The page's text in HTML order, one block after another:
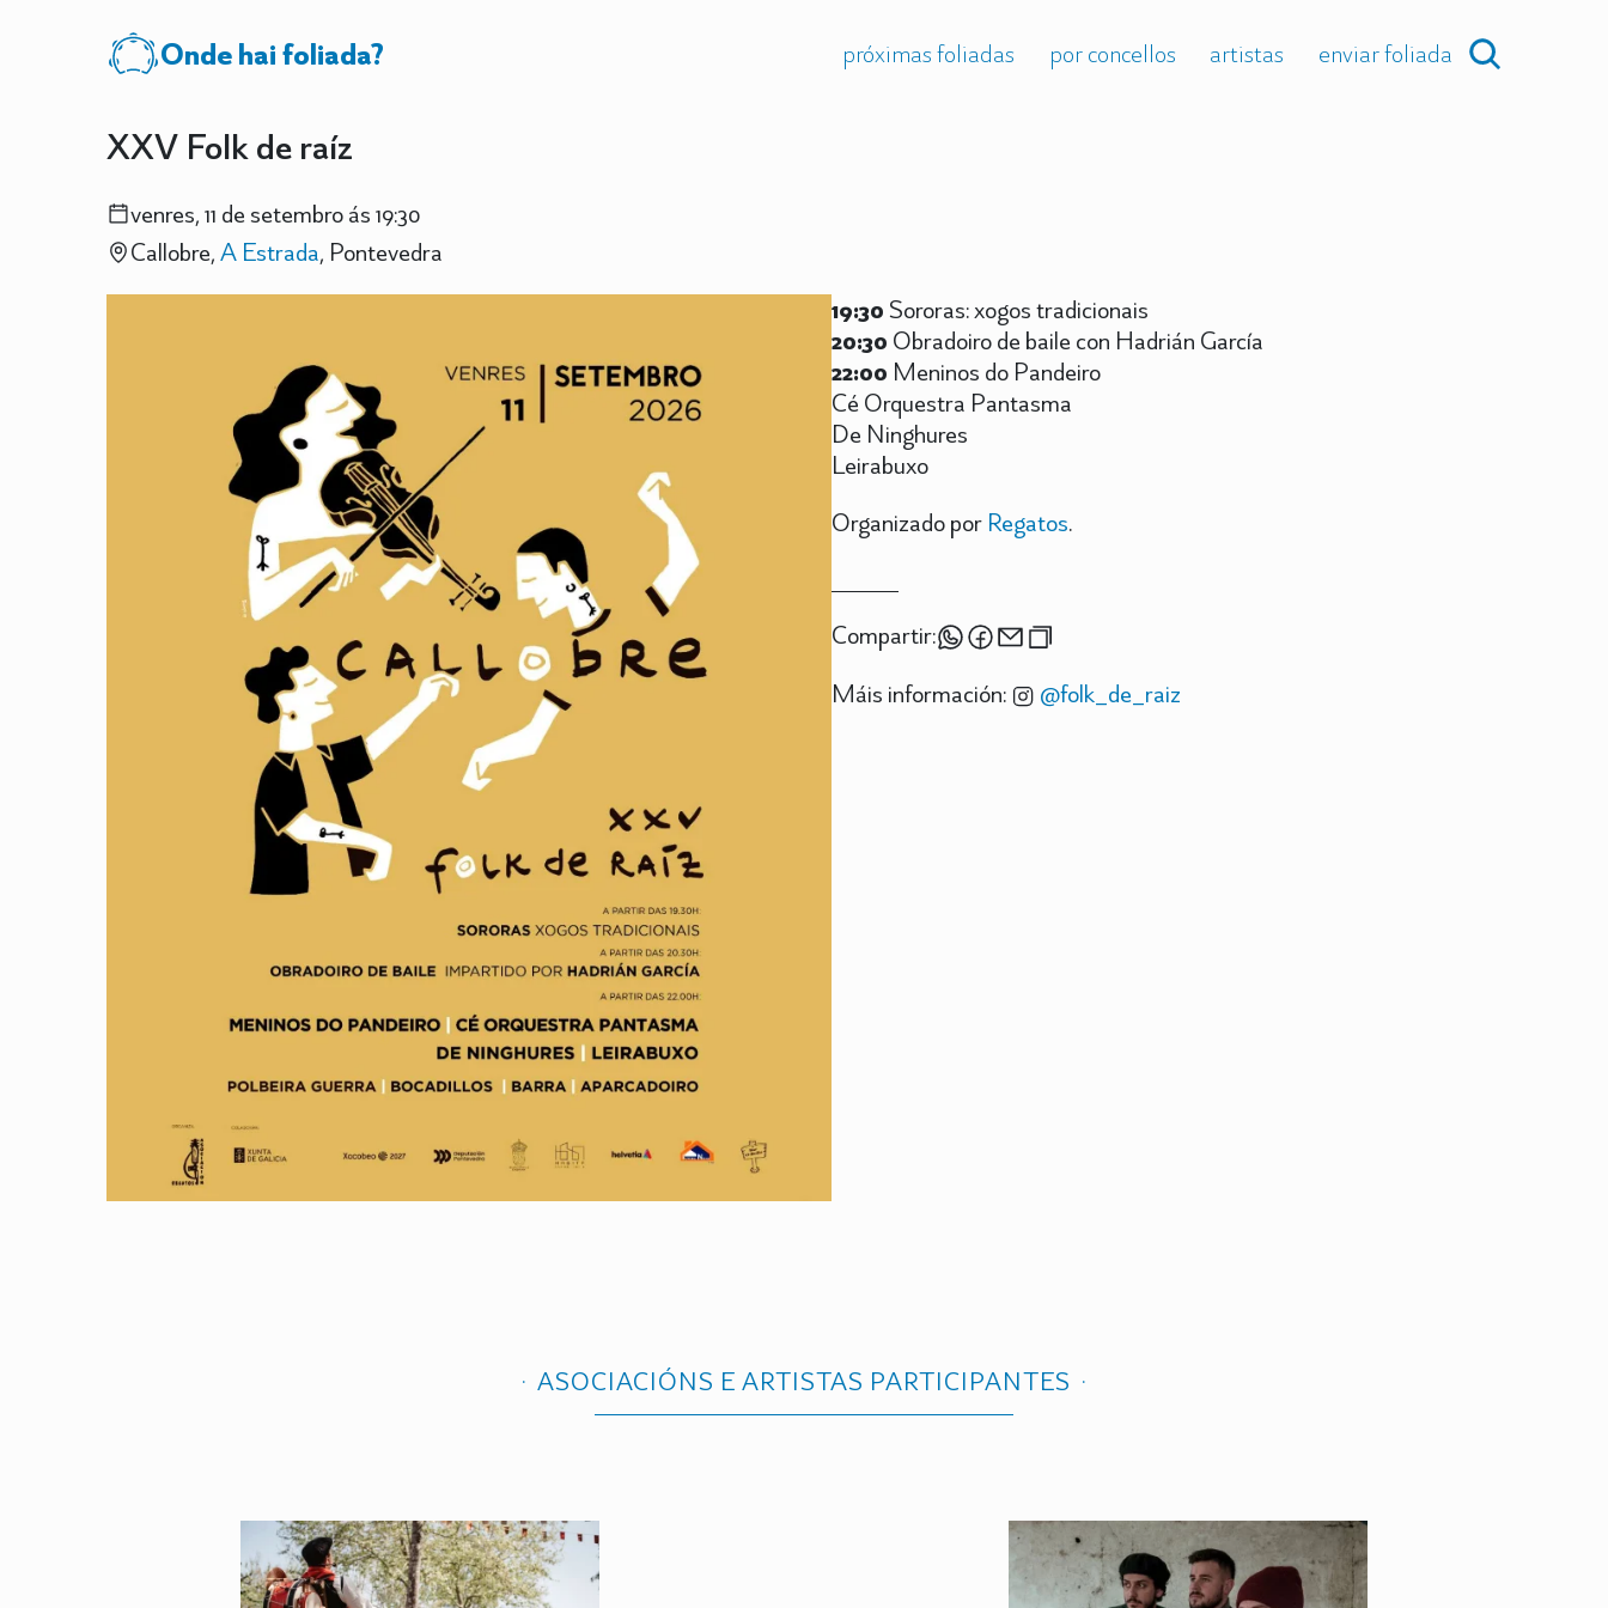
Onde hai foliada? próximas foliadas por concellos artistas enviar foliada
XXV Folk de raíz
venres, 11 de setembro ás 19:30
Callobre,A Estrada, Pontevedra
19:30Sororas: xogos tradicionais
20:30 Obradoiro de baile con Hadrián García
22:00 Meninos do Pandeiro
Cé Orquestra Pantasma
De Ninghures
Leirabuxo
Organizado por Regatos.
Compartir:
Máis información:
@folk_de_raiz
ASOCIACIÓNS E ARTISTAS PARTICIPANTES